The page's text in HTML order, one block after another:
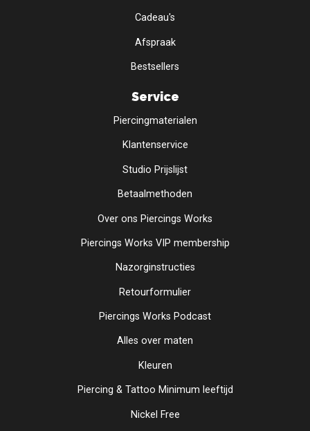
Cadeau's
Afspraak
Bestsellers
Service
Piercingmaterialen
Klantenservice
Studio Prijslijst
Betaalmethoden
Over ons Piercings Works
Piercings Works VIP membership
Nazorginstructies
Retourformulier
Piercings Works Podcast
Alles over maten
Kleuren
Piercing & Tattoo Minimum leeftijd
Nickel Free